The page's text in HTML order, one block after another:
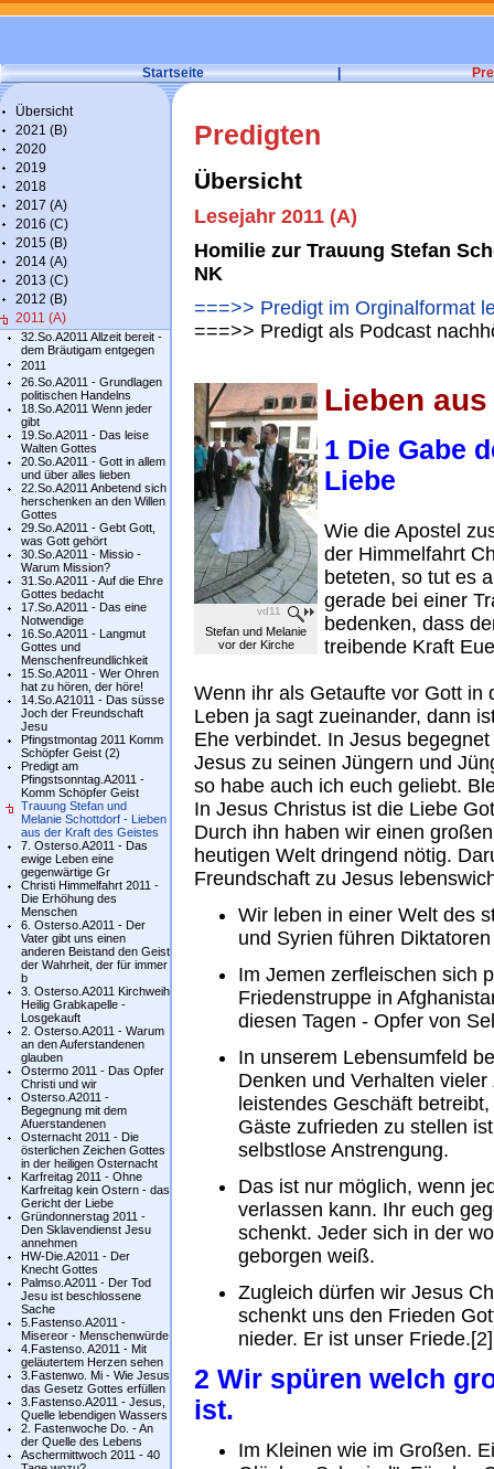
Startseite |
Übersicht
2021 (B)
2020
2019
2018
2017 (A)
2016 (C)
2015 (B)
2014 (A)
2013 (C)
2012 (B)
2011 (A)
32.So.A2011 Allzeit bereit -
dem Bräutigam entgegen
2011
26.So.A2011 - Grundlagen
politischen Handelns
18.So.A2011 Wenn jeder
gibt
19.So.A2011 - Das leise
Walten Gottes
20.So.A2011 - Gott in allem
und über alles lieben
22.So.A2011 Anbetend sich
herschenken an den Willen
Gottes
29.So.A2011 - Gebt Gott,
was Gott gehört
30.So.A2011 - Missio -
Warum Mission?
31.So.A2011 - Auf die Ehre
Gottes bedacht
17.So.A2011 - Das eine
Notwendige
16.So.A2011 - Langmut
Gottes und
Menschenfreundlichkeit
15.So.A2011 - Wer Ohren
hat zu hören, der höre!
14.So.A21011 - Das süsse
Joch der Freundschaft
Jesu
Pfingstmontag 2011 Komm
Schöpfer Geist (2)
Predigt am
Pfingstsonntag.A2011 -
Komm Schöpfer Geist
Trauung Stefan und
Melanie Schottdorf - Lieben
aus der Kraft des Geistes
7. Osterso.A2011 - Das
ewige Leben eine
gegenwärtige Gr
Christi Himmelfahrt 2011 -
Die Erhöhung des
Menschen
6. Osterso.A2011 - Der
Vater gibt uns einen
anderen Beistand den Geist
der Wahrheit, der für immer
b
3. Osterso.A2011 Kirchweih
Heilig Grabkapelle -
Losgekauft
2. Osterso.A2011 - Warum
an den Auferstandenen
glauben
Ostermo 2011 - Das Opfer
Christi und wir
Osterso.A2011 -
Begegnung mit dem
Afuerstandenen
Osternacht 2011 - Die
österlichen Zeichen Gottes
in der heiligen Osternacht
Karfreitag 2011 - Ohne
Karfreitag kein Ostern - das
Gericht der Liebe
Gründonnerstag 2011 -
Den Sklavendienst Jesu
annehmen
HW-Die.A2011 - Der
Knecht Gottes
Palmso.A2011 - Der Tod
Jesu ist beschlossene
Sache
5.Fastenso.A2011 -
Misereor - Menschenwürde
4.Fastenso. A2011 - Mit
geläutertem Herzen sehen
3.Fastenwo. Mi - Wie Jesus
das Gesetz Gottes erfüllen
3.Fastenso.A2011 - Jesus,
Quelle lebendigen Wassers
2. Fastenwoche Do. - An
der Quelle des Lebens
Aschermittwoch 2011 - 40
Predigten
Übersicht
Lesejahr 2011 (A)
Homilie zur Trauung Stefan
NK
===>> Predigt im Orginalformat
===>> Predigt als Podcast
vd11
Stefan und Melanie
vor der Kirche
Lieben
1 Die Gabe
Liebe
Wie die Apostel
der Himmelfahrt
beteten, so tut es
gerade bei einer
bedenken, dass
treibende Kraft
Wenn ihr als Getaufte vor Gott in
Leben ja sagt zueinander, dann
Ehe verbindet. In Jesus
Jesus zu seinen Jüngern und
so habe auch ich euch geliebt.
In Jesus Christus ist die Liebe
Durch ihn haben wir einen
heutigen Welt dringend nötig.
Freundschaft zu Jesus
Wir leben in einer Welt des
und Syrien führen
Im Jemen zerfleischen sich
Friedenstruppe in
diesen Tagen - Opfer von
In unserem Lebensumfeld
Denken und Verhalten
leistendes Geschäft
Gäste zufrieden zu stellen
selbstlose Anstrengung.
Das ist nur möglich, wenn
verlassen kann. Ihr euch
schenkt. Jeder sich in der
geborgen weiß.
Zugleich dürfen wir Jesus
schenkt uns den Frieden
nieder. Er ist unser Friede.[2]
2 Wir spüren welch
ist.
Im Kleinen wie im Großen.